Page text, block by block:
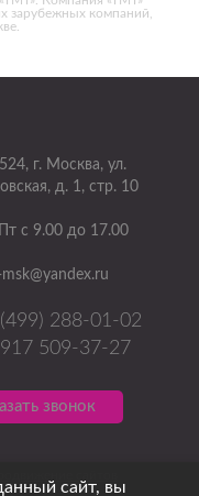
зарубежных компаний,
, г. Москва, ул.
д. 1, стр. 10
с 9.00 до 17.00
288-01-02
509-37-27
звонок
сайт, вы